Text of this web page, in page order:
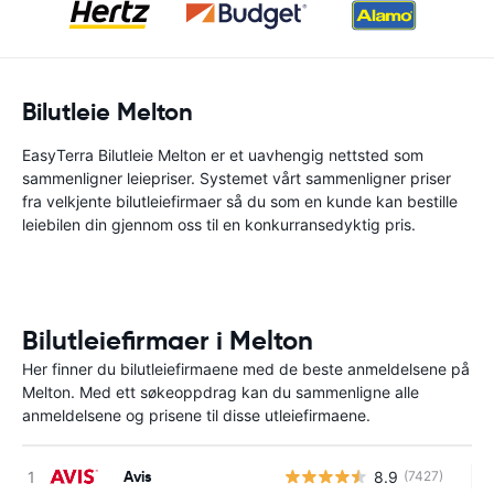
Bilutleie Melton
EasyTerra Bilutleie Melton er et uavhengig nettsted som
sammenligner leiepriser. Systemet vårt sammenligner priser
fra velkjente bilutleiefirmaer så du som en kunde kan bestille
leiebilen din gjennom oss til en konkurransedyktig pris.
Bilutleiefirmaer i Melton
Her finner du bilutleiefirmaene med de beste anmeldelsene på
Melton. Med ett søkeoppdrag kan du sammenligne alle
anmeldelsene og prisene til disse utleiefirmaene.
Avis 8.9 (7427)